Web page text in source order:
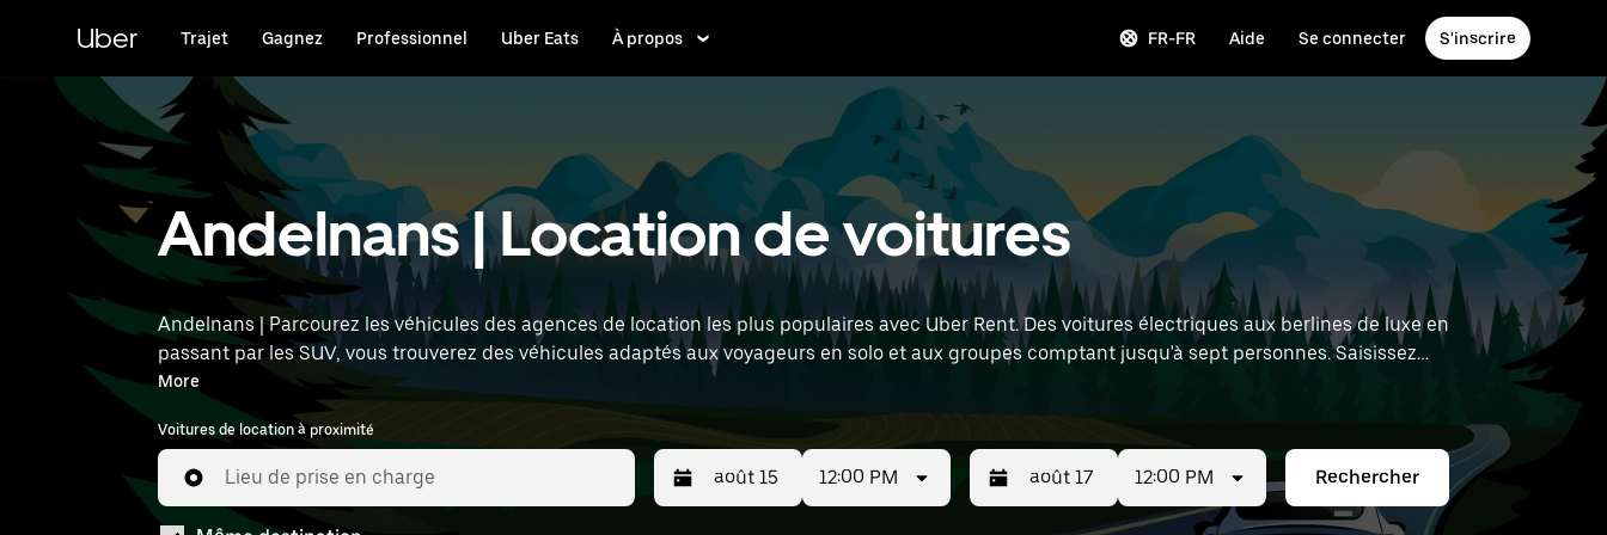
principal
Uber Trajet Gagnez Professionnel Uber Eats À propos FR-FR Aide Se connecter S'inscrire
Andelnans | Location de voitures
Andelnans | Parcourez les véhicules des agences de location les plus populaires avec Uber Rent. Des voitures électriques aux berlines de luxe en
passant par les SUV, vous trouverez des véhicules adaptés aux voyageurs en solo et aux groupes comptant jusqu'à sept personnes. Saisissez
l'heure et l'emplacement (par exemple : Strasbourg Airport) pour trouver des voitures de location à proximité.
More
Voitures de location à proximité
Lieu de prise en charge 12:00 PM 12:00 PM Rechercher